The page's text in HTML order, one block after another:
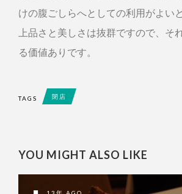
けの腹ごしらへとしての利用がよい
上品さと美しさは抜群ですので、そ
る価値ありです。
TAGS 閉店
YOU MIGHT ALSO LIKE